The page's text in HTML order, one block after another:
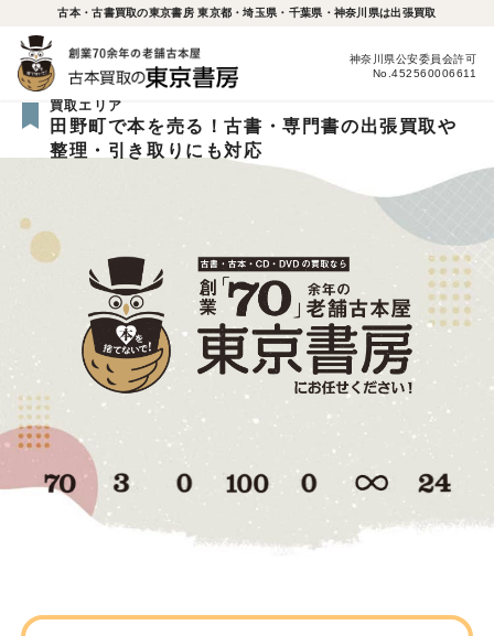
古本・古書買取の東京書房 東京都・埼玉県・千葉県・神奈川県は出張買取
神奈川県公安委員会許可
No.452560006611
買取エリア
田野町で本を売る！古書・専門書の出張買取や
整理・引き取りにも対応